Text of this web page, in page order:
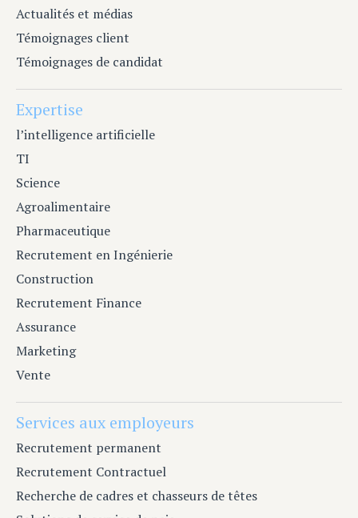
Actualités et médias
Témoignages client
Témoignages de candidat
Expertise
l’intelligence artificielle
TI
Science
Agroalimentaire
Pharmaceutique
Recrutement en Ingénierie
Construction
Recrutement Finance
Assurance
Marketing
Vente
Services aux employeurs
Recrutement permanent
Recrutement Contractuel
Recherche de cadres et chasseurs de têtes